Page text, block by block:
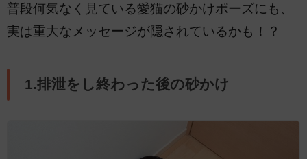
普段何気なく見ている愛猫の砂かけポーズにも、
実は重大なメッセージが隠されているかも！？
1.排泄をし終わった後の砂かけ